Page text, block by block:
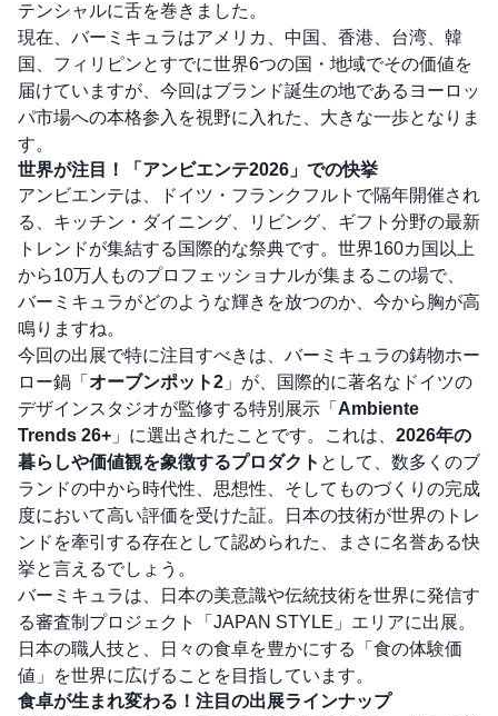
テンシャルに舌を巻きました。
現在、バーミキュラはアメリカ、中国、香港、台湾、韓
国、フィリピンとすでに世界6つの国・地域でその価値を
届けていますが、今回はブランド誕生の地であるヨーロッ
パ市場への本格参入を視野に入れた、大きな一歩となりま
す。
世界が注目！「アンビエンテ2026」での快挙
アンビエンテは、ドイツ・フランクフルトで隔年開催され
る、キッチン・ダイニング、リビング、ギフト分野の最新
トレンドが集結する国際的な祭典です。世界160カ国以上
から10万人ものプロフェッショナルが集まるこの場で、
バーミキュラがどのような輝きを放つのか、今から胸が高
鳴りますね。
今回の出展で特に注目すべきは、バーミキュラの鋳物ホー
ロー鍋「 オーブンポット2 」が、国際的に著名なドイツの
デザインスタジオが監修する特別展示「 Ambiente
Trends 26+ 」に選出されたことです。これは、 2026年の
暮らしや価値観を象徴するプロダクト として、数多くのブ
ランドの中から時代性、思想性、そしてものづくりの完成
度において高い評価を受けた証。日本の技術が世界のトレ
ンドを牽引する存在として認められた、まさに名誉ある快
挙と言えるでしょう。
バーミキュラは、日本の美意識や伝統技術を世界に発信す
る審査制プロジェクト「JAPAN STYLE」エリアに出展。
日本の職人技と、日々の食卓を豊かにする「食の体験価
値」を世界に広げることを目指しています。
食卓が生まれ変わる！注目の出展ラインナップ